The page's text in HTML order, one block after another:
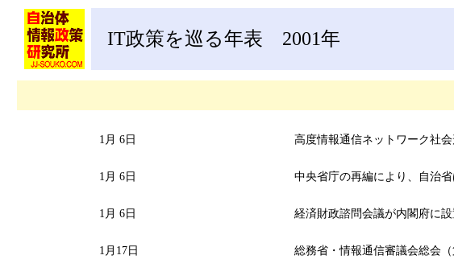
IT政策を巡る年表 2001年
1月 6日 高度情報通信ネットワーク社会
1月 6日 中央省庁の再編により、自治省
1月 6日 経済財政諮問会議が内閣府に設
1月17日 総務省・情報通信審議会総会（